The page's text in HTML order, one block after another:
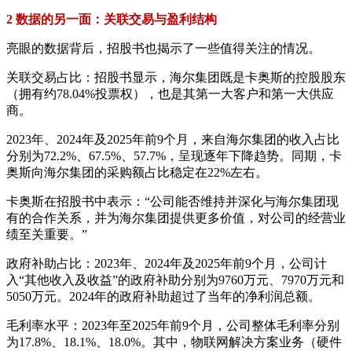
2 数据的另一面：关联交易与盈利结构
亮眼的数据背后，招股书也揭示了一些值得关注的情况。
关联交易占比：招股书显示，海尔集团既是卡奥斯的控股股东
（拥有约78.04%投票权），也是其第一大客户和第一大供应
商。
2023年、2024年及2025年前9个月，来自海尔集团的收入占比
分别为72.2%、67.5%、57.7%，呈现逐年下降趋势。同期，卡
奥斯向海尔集团的采购额占比稳定在22%左右。
卡奥斯在招股书中表示：“公司能否维持并深化与海尔集团现
有的合作关系，并为海尔集团提供更多价值，对公司的经营业
绩至关重要。”
政府补助占比：2023年、2024年及2025年前9个月，公司计
入“其他收入及收益”的政府补助分别为9760万元、7970万元和
5050万元。2024年的政府补助超过了当年的净利润总额。
毛利率水平：2023年至2025年前9个月，公司整体毛利率分别
为17.8%、18.1%、18.0%。其中，物联网解决方案业务（硬件